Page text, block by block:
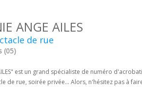
ANGE AILES
de rue
(05)
est un grand spécialiste de numéro
de rue, soirée privée... Alors, n'hésitez pas à